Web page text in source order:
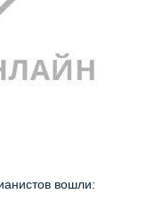
вошли: